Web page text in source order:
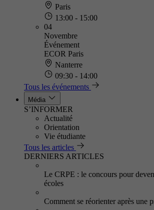
Paris
13:00 - 15:00
04
Novembre
Événement
ECOR Paris
Nanterre
09:30 - 14:00
Tous les événements
Média
S’INFORMER
Actualité
Orientation
Vie étudiante
Tous les articles
DERNIERS ARTICLES
Le CRPE : le concours pour
écoles
Comment se réorienter après une